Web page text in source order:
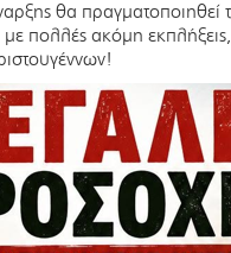
θα
πολλές ακόμη